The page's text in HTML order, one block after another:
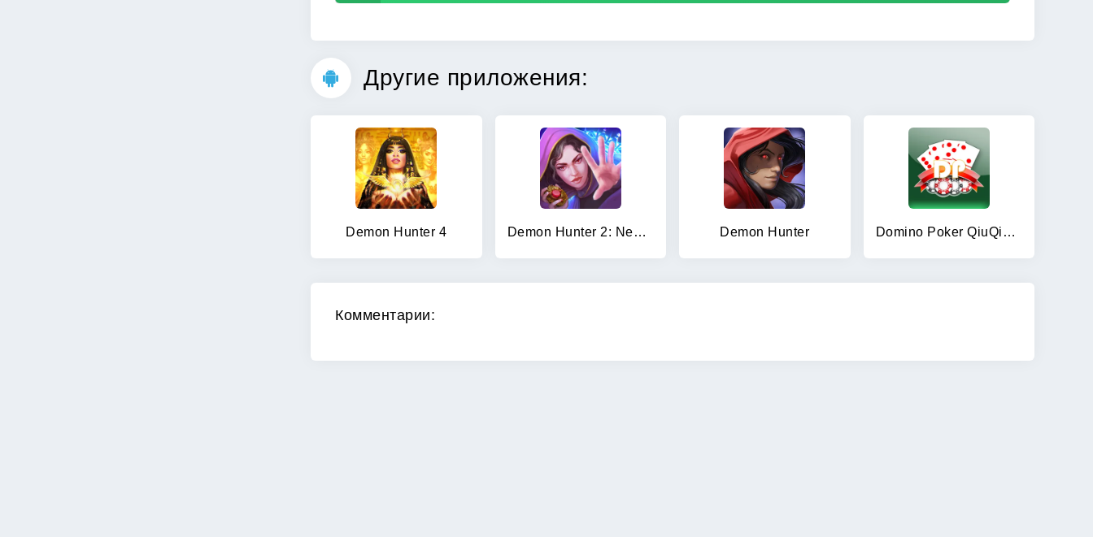
Другие приложения:
Demon Hunter 4 Demon Hunter 2: New Chapter Demon Hunter Domino Poker QiuQiu Gaple
Комментарии: